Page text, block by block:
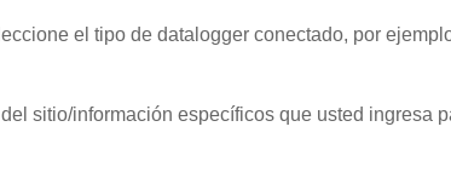
el tipo de datalogger conectado, por
sitio/información específicos que usted ingresa